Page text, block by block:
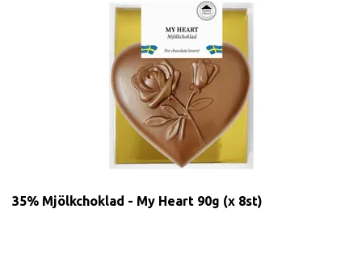
35% Mjölkchoklad - My Heart 90g (x 8st)